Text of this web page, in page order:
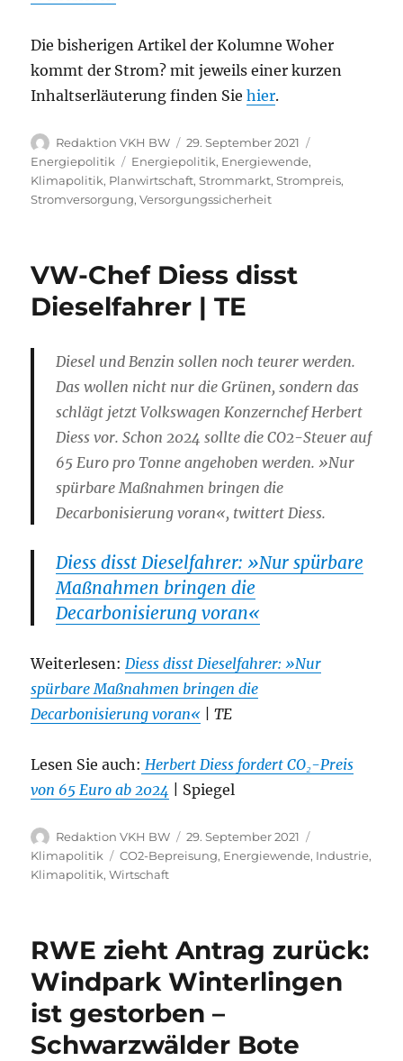
Die bisherigen Artikel der Kolumne Woher
kommt der Strom? mit jeweils einer kurzen
Inhaltserläuterung finden Siehier.
Autor
Redaktion VKH BW
Veröffentlicht
am
29. September 2021
Energiepolitik
Schlagwörter
Energiepolitik, Energiewende,
Klimapolitik, Planwirtschaft,Strommarkt,Strompreis,
Stromversorgung,Versorgungssicherheit
VW-Chef Diess disst
Dieselfahrer | TE
Diesel und Benzin sollen noch teurer werden.
Das wollen nicht nur die Grünen, sondern das
schlägt jetzt Volkswagen Konzernchef Herbert
Diess vor. Schon 2024 sollte die CO2-Steuer auf
65 Euro pro Tonne angehoben werden. »Nur
spürbare Maßnahmen bringen die
Decarbonisierung voran«, twittert Diess.
Diess disst Dieselfahrer: »Nur spürbare
Maßnahmen bringen die
Decarbonisierung voran«
Weiterlesen: Diess disst Dieselfahrer: »Nur
spürbare Maßnahmen bringen die
Decarbonisierung voran« | TE
Lesen Sie auch: Herbert Diess fordert CO₂-Preis
von 65 Euro ab 2024
| Spiegel
Autor
Redaktion VKH BW
Veröffentlicht
am
29. September 2021
Klimapolitik
Schlagwörter
CO2-Bepreisung, Energiewende, Industrie,
Klimapolitik,Wirtschaft
RWE zieht Antrag zurück:
Windpark Winterlingen
ist gestorben –
Schwarzwälder Bote